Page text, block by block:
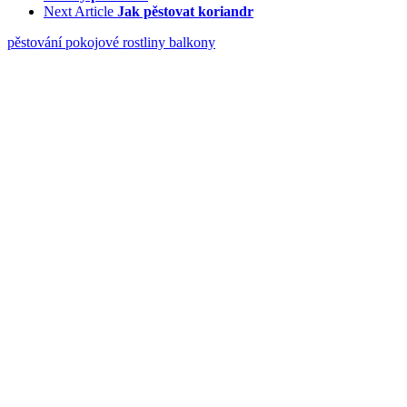
Next Article Jak pěstovat koriandr
pěstovánípokojové rostliny balkony